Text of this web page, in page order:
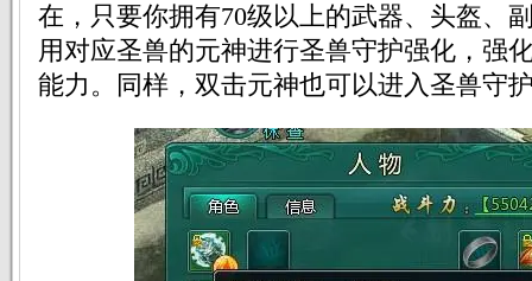
在，只要你拥有70级以上的武器、头盔、
用对应圣兽的元神进行圣兽守护强化，强
能力。同样，双击元神也可以进入圣兽守